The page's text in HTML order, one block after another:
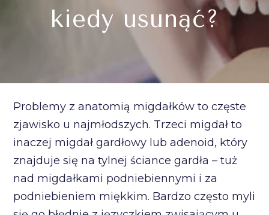
kiedy usunąć?
Problemy z anatomią migdałków to częste
zjawisko u najmłodszych. Trzeci migdał to
inaczej migdał gardłowy lub adenoid, który
znajduje się na tylnej ściance gardła – tuż
nad migdałkami podniebiennymi i za
podniebieniem miękkim. Bardzo często myli